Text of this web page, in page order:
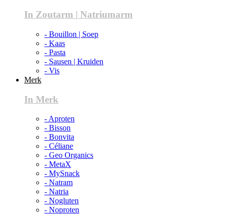
In Zoutarm | Natriumarm
- Bouillon | Soep
- Kaas
- Pasta
- Sausen | Kruiden
- Vis
Merk
In Merk
- Aproten
- Bisson
- Bonvita
- Céliane
- Geo Organics
- MetaX
- MySnack
- Natram
- Natria
- Nogluten
- Noproten